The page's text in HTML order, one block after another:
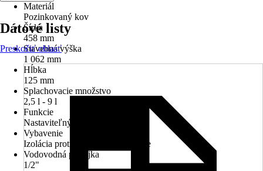
Materiál
Pozinkovaný kov
Šírka
458 mm
Stavebná výška
1 062 mm
Hĺbka
125 mm
Splachovacie množstvo
2,5 l - 9 l
Funkcie
Nastaviteľný objem vody
Vybavenie
Izolácia proti kondenzovanej vode
Vodovodná prípojka
1/2"
Dátové listy
Preskočiť oblasť